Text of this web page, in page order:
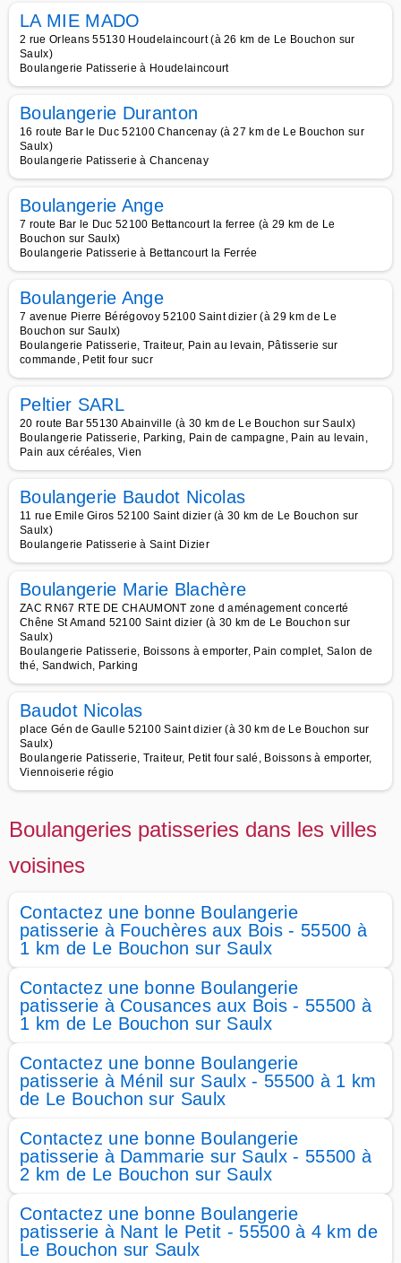
LA MIE MADO
2 rue Orleans 55130 Houdelaincourt (à 26 km de Le Bouchon sur
Saulx)
Boulangerie Patisserie à Houdelaincourt
Boulangerie Duranton
16 route Bar le Duc 52100 Chancenay (à 27 km de Le Bouchon sur
Saulx)
Boulangerie Patisserie à Chancenay
Boulangerie Ange
7 route Bar le Duc 52100 Bettancourt la ferree (à 29 km de Le
Bouchon sur Saulx)
Boulangerie Patisserie à Bettancourt la Ferrée
Boulangerie Ange
7 avenue Pierre Bérégovoy 52100 Saint dizier (à 29 km de Le
Bouchon sur Saulx)
Boulangerie Patisserie, Traiteur, Pain au levain, Pâtisserie sur
commande, Petit four sucr
Peltier SARL
20 route Bar 55130 Abainville (à 30 km de Le Bouchon sur Saulx)
Boulangerie Patisserie, Parking, Pain de campagne, Pain au levain,
Pain aux céréales, Vien
Boulangerie Baudot Nicolas
11 rue Emile Giros 52100 Saint dizier (à 30 km de Le Bouchon sur
Saulx)
Boulangerie Patisserie à Saint Dizier
Boulangerie Marie Blachère
ZAC RN67 RTE DE CHAUMONT zone d aménagement concerté
Chêne St Amand 52100 Saint dizier (à 30 km de Le Bouchon sur
Saulx)
Boulangerie Patisserie, Boissons à emporter, Pain complet, Salon de
thé, Sandwich, Parking
Baudot Nicolas
place Gén de Gaulle 52100 Saint dizier (à 30 km de Le Bouchon sur
Saulx)
Boulangerie Patisserie, Traiteur, Petit four salé, Boissons à emporter,
Viennoiserie régio
Boulangeries patisseries dans les villes
voisines
Contactez une bonne Boulangerie
patisserie à Fouchères aux Bois - 55500 à
1 km de Le Bouchon sur Saulx
Contactez une bonne Boulangerie
patisserie à Cousances aux Bois - 55500 à
1 km de Le Bouchon sur Saulx
Contactez une bonne Boulangerie
patisserie à Ménil sur Saulx - 55500 à 1 km
de Le Bouchon sur Saulx
Contactez une bonne Boulangerie
patisserie à Dammarie sur Saulx - 55500 à
2 km de Le Bouchon sur Saulx
Contactez une bonne Boulangerie
patisserie à Nant le Petit - 55500 à 4 km de
Le Bouchon sur Saulx